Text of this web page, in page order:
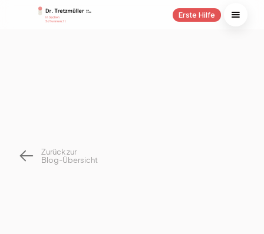
Erste Hilfe
Zurück zur
Blog-Übersicht